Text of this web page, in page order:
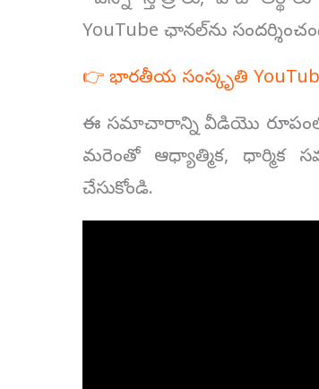
YouTube ఛానల్‌ను
👉 భారతీయ సంస్కృతి
ఈ సమాచారాన్ని వీడియొ రూపంలో
మరెంతో ఆధ్యాత్మిక, ధార్మిక
చేసుకోండి.